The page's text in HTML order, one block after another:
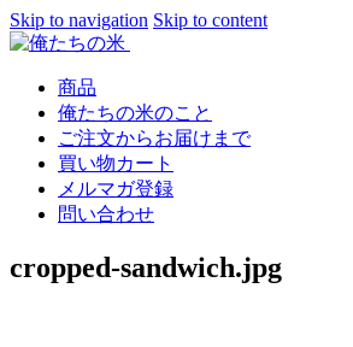
Skip to navigation Skip to content
商品
俺たちの米のこと
ご注文からお届けまで
買い物カート
メルマガ登録
問い合わせ
cropped-sandwich.jpg